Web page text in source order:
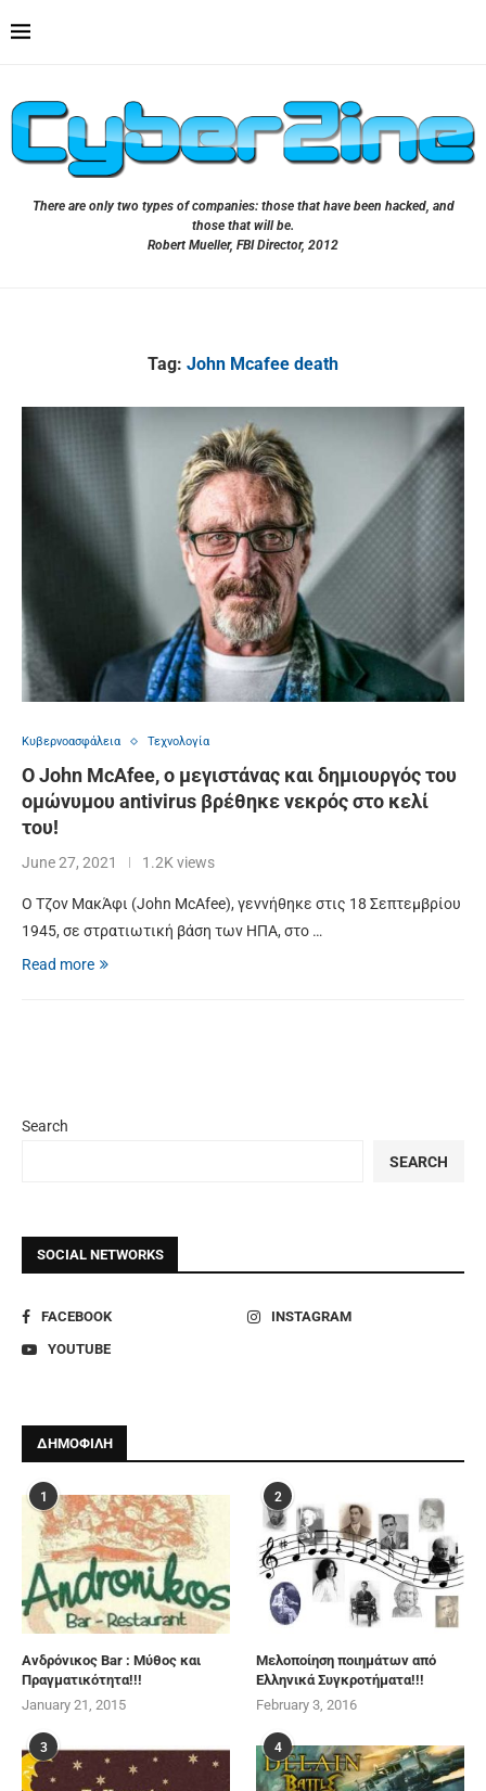
There are only two types of companies: those that have been hacked, and
those that will be.
Robert Mueller, FBI Director, 2012
Tag: John Mcafee death
Κυβερνοασφάλεια Τεχνολογία
Ο John McAfee, ο μεγιστάνας και δημιουργός του
ομώνυμου antivirus βρέθηκε νεκρός στο κελί
του!
June 27, 2021 1.2K views
Ο Τζον ΜακΆφι (John McAfee), γεννήθηκε στις 18 Σεπτεμβρίου
1945, σε στρατιωτική βάση των ΗΠΑ, στο …
Read more
Search
SEARCH
SOCIAL NETWORKS
FACEBOOK
INSTAGRAM
YOUTUBE
ΔΗΜΟΦΙΛΗ
1
Ανδρόνικος Bar : Μύθος και
Πραγματικότητα!!!
January 21, 2015
2
Μελοποίηση ποιημάτων από
Ελληνικά Συγκροτήματα!!!
February 3, 2016
3 4